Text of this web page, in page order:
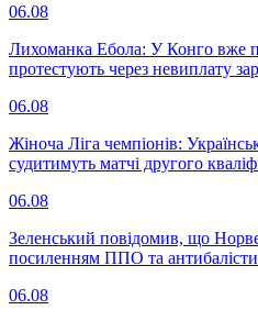
06.08
Лихоманка Ебола: У Конго вже
протестують через невиплату
06.08
Жіноча Ліга чемпіонів:
судитимуть матчі другого
06.08
Зеленський повідомив, що
посиленням ППО та
06.08